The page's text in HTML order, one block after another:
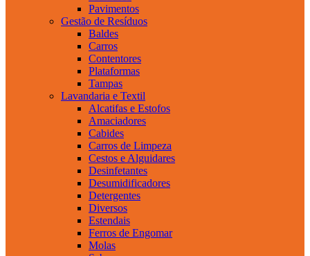
Pavimentos
Gestão de Resíduos
Baldes
Carros
Contentores
Plataformas
Tampas
Lavandaria e Textil
Alcatifas e Estofos
Amaciadores
Cabides
Carros de Limpeza
Cestos e Alguidares
Desinfetantes
Desumidificadores
Detergentes
Diversos
Estendais
Ferros de Engomar
Molas